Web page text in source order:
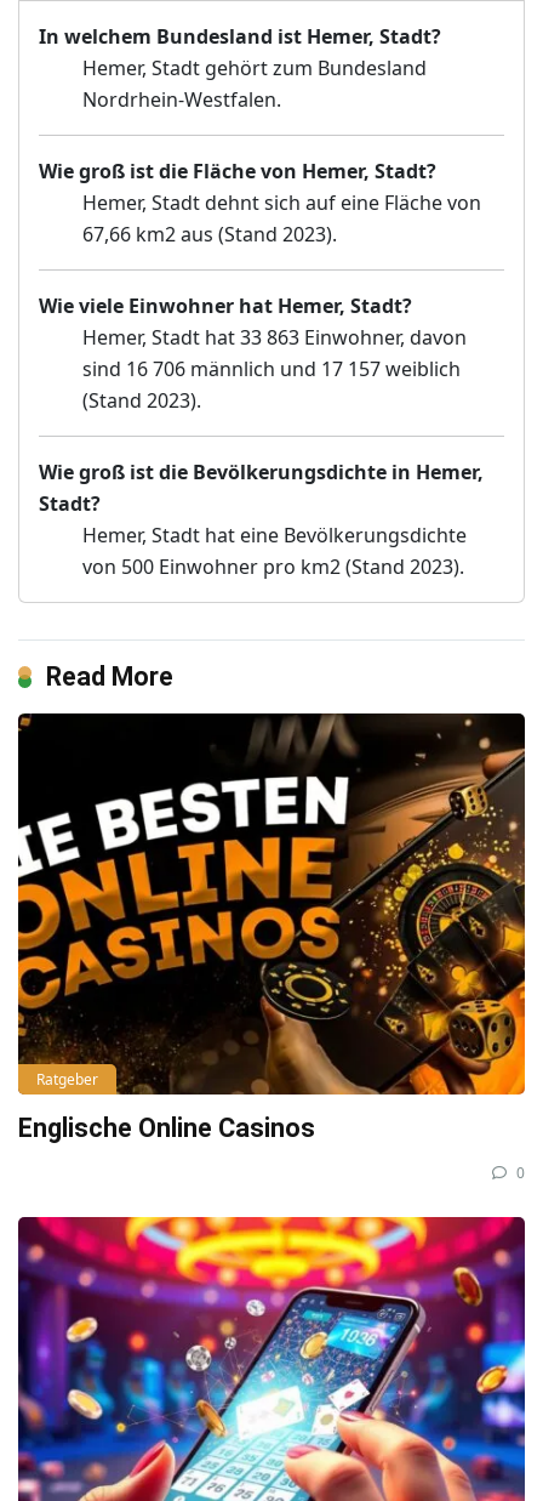
In welchem Bundesland ist Hemer, Stadt?
Hemer, Stadt gehört zum Bundesland
Nordrhein-Westfalen.
Wie groß ist die Fläche von Hemer, Stadt?
Hemer, Stadt dehnt sich auf eine Fläche von
67,66 km2 aus (Stand 2023).
Wie viele Einwohner hat Hemer, Stadt?
Hemer, Stadt hat 33 863 Einwohner, davon
sind 16 706 männlich und 17 157 weiblich
(Stand 2023).
Wie groß ist die Bevölkerungsdichte in Hemer,
Stadt?
Hemer, Stadt hat eine Bevölkerungsdichte
von 500 Einwohner pro km2 (Stand 2023).
Read More
Ratgeber
Englische Online Casinos
0